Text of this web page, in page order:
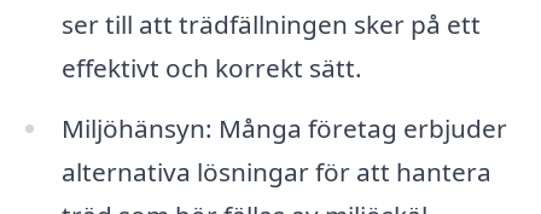
ser till att trädfällningen sker på ett
effektivt och korrekt sätt.
Miljöhänsyn: Många företag erbjuder
alternativa lösningar för att hantera